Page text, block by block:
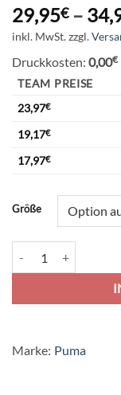
29,95€–
inkl. MwSt.zzgl.
Druckkosten: 0,00€
TEAM PREISE
23,97€
19,17€
17,97€
Größe
Alternative:
Marke: Puma